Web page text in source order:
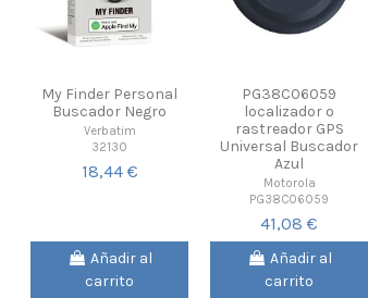
My Finder Personal
Buscador Negro
Verbatim
32130
18,44 €
Añadir al
carrito
PG38C06059
localizador o
rastreador GPS
Universal Buscador
Azul
Motorola
PG38C06059
41,08 €
Añadir al
carrito